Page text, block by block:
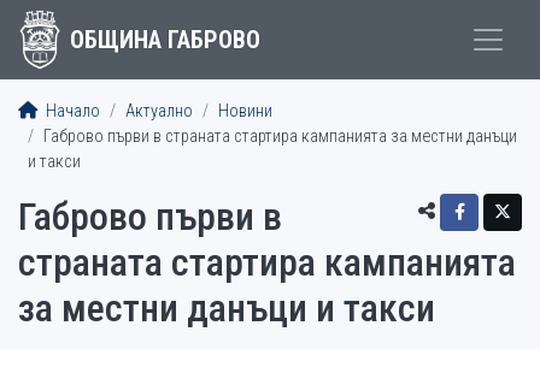
ОБЩИНА ГАБРОВО
Начало Актуално
Новини
Габрово първи в страната стартира кампанията за местни данъци
и такси
Габрово първи в
страната стартира кампанията
за местни данъци и такси